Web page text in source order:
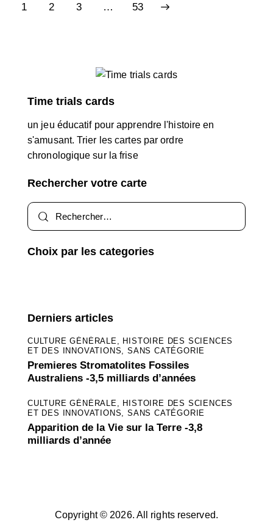
1 2 3 … 53
>
Time trials cards
un jeu éducatif pour apprendre l'histoire en
s'amusant. Trier les cartes par ordre
chronologique sur la frise
Rechercher votre carte
Choix par les categories
Derniers articles
CULTURE GÉNÉRALE, HISTOIRE DES SCIENCES
ET DES INNOVATIONS,SANS CATÉGORIE
Premieres Stromatolites Fossiles
Australiens -3,5 milliards d’années
CULTURE GÉNÉRALE, HISTOIRE DES SCIENCES
ET DES INNOVATIONS,SANS CATÉGORIE
Apparition de la Vie sur la Terre -3,8
milliards d’année
Copyright © 2026. All rights reserved.